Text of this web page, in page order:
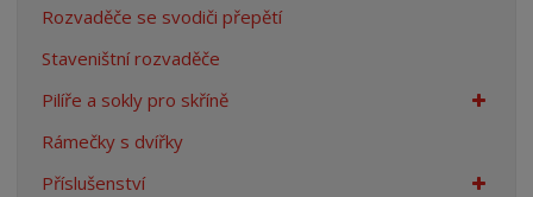
Rozvaděče se svodiči přepětí
Staveništní rozvaděče
Pilíře a sokly pro skříně
Rámečky s dvířky
Příslušenství